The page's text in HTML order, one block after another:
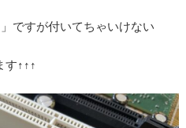
ですが付いてちゃいけない
す↑↑↑